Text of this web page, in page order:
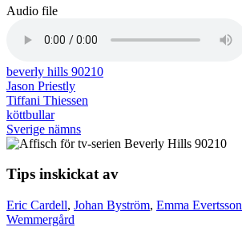
Audio file
beverly hills 90210
Jason Priestly
Tiffani Thiessen
köttbullar
Sverige nämns
Tips inskickat av
Eric Cardell, Johan Byström, Emma Evertsson
Wemmergård